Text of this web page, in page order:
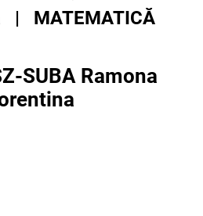
| MATEMATICĂ
SUBA Ramona